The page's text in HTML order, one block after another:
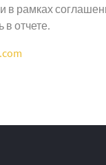
в рамках
отчете.